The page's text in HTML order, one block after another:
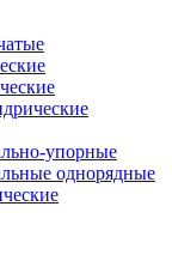
упорные
однорядные